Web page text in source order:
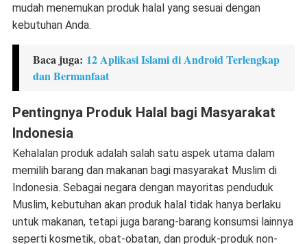
mudah menemukan produk halal yang sesuai dengan
kebutuhan Anda.
Baca juga: 12 Aplikasi Islami di Android Terlengkap
dan Bermanfaat
Pentingnya Produk Halal bagi Masyarakat
Indonesia
Kehalalan produk adalah salah satu aspek utama dalam
memilih barang dan makanan bagi masyarakat Muslim di
Indonesia. Sebagai negara dengan mayoritas penduduk
Muslim, kebutuhan akan produk halal tidak hanya berlaku
untuk makanan, tetapi juga barang-barang konsumsi lainnya
seperti kosmetik, obat-obatan, dan produk-produk non-